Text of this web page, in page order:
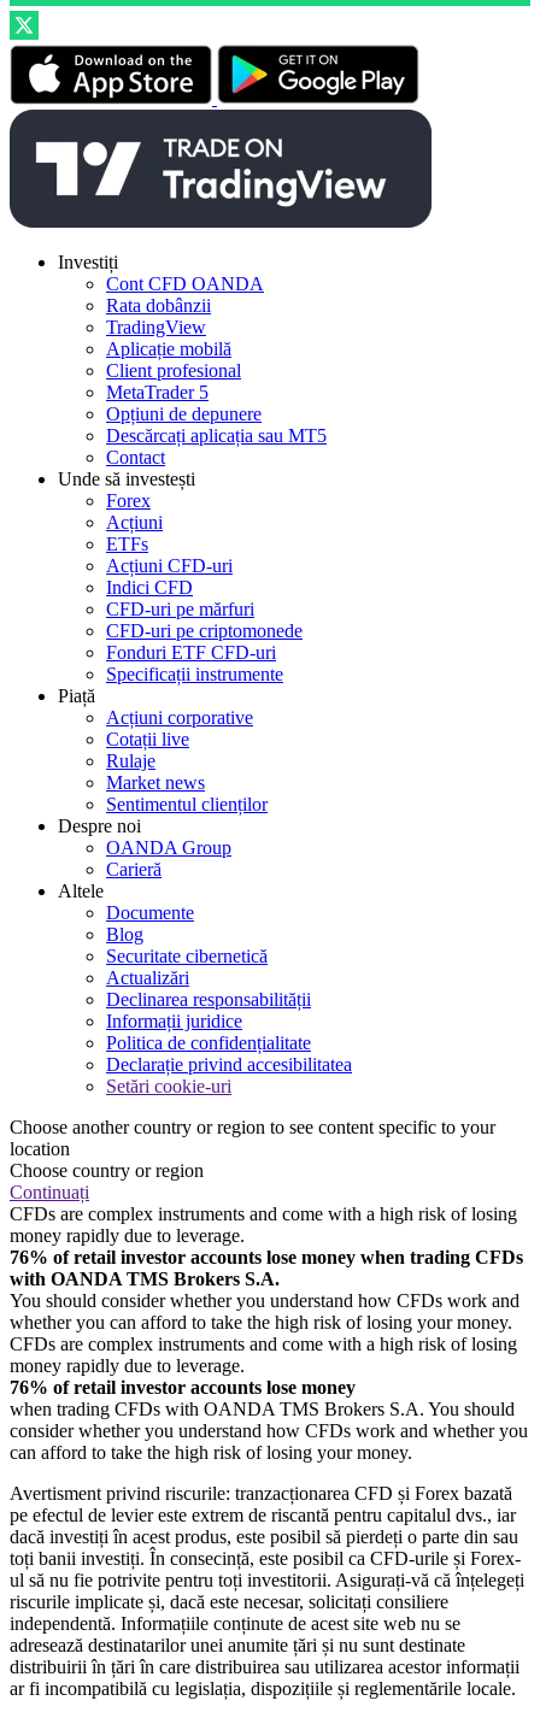
Investiți
Cont CFD OANDA
Rata dobânzii
TradingView
Aplicație mobilă
Client profesional
MetaTrader 5
Opțiuni de depunere
Descărcați aplicația sau MT5
Contact
Unde să investești
Forex
Acțiuni
ETFs
Acțiuni CFD-uri
Indici CFD
CFD-uri pe mărfuri
CFD-uri pe criptomonede
Fonduri ETF CFD-uri
Specificații instrumente
Piață
Acțiuni corporative
Cotații live
Rulaje
Market news
Sentimentul clienților
Despre noi
OANDA Group
Carieră
Altele
Documente
Blog
Securitate cibernetică
Actualizări
Declinarea responsabilității
Informații juridice
Politica de confidențialitate
Declarație privind accesibilitatea
Setări cookie-uri
Choose another country or region to see content specific to your
location
Choose country or region
Continuați
CFDs are complex instruments and come with a high risk of losing
money rapidly due to leverage.
76% of retail investor accounts lose money when trading CFDs
with OANDA TMS Brokers S.A.
You should consider whether you understand how CFDs work and
whether you can afford to take the high risk of losing your money.
CFDs are complex instruments and come with a high risk of losing
money rapidly due to leverage.
76% of retail investor accounts lose money
when trading CFDs with OANDA TMS Brokers S.A. You should
consider whether you understand how CFDs work and whether you
can afford to take the high risk of losing your money.
Avertisment privind riscurile: tranzacționarea CFD și Forex bazată
pe efectul de levier este extrem de riscantă pentru capitalul dvs., iar
dacă investiți în acest produs, este posibil să pierdeți o parte din sau
toți banii investiți. În consecință, este posibil ca CFD-urile și Forex-
ul să nu fie potrivite pentru toți investitorii. Asigurați-vă că înțelegeți
riscurile implicate și, dacă este necesar, solicitați consiliere
independentă. Informațiile conținute de acest site web nu se
adresează destinatarilor unei anumite țări și nu sunt destinate
distribuirii în țări în care distribuirea sau utilizarea acestor informații
ar fi incompatibilă cu legislația, dispozițiile și reglementările locale.